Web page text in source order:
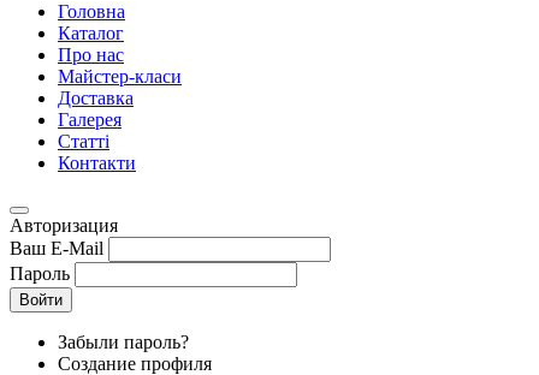
Головна
Каталог
Про нас
Майстер-класи
Доставка
Галерея
Статтi
Контакти
Авторизация
Ваш E-Mail
Пароль
Войти
Забыли пароль?
Создание профиля